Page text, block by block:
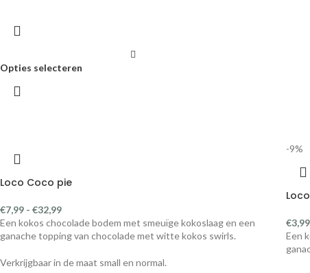
Opties selecteren
Loco Coco pie
€7,99 - €32,99
Een kokos chocolade bodem met smeuïge kokoslaag en een
ganache topping van chocolade met witte kokos swirls.
Verkrijgbaar in de maat small en normal.
-9%
€3,99
Een